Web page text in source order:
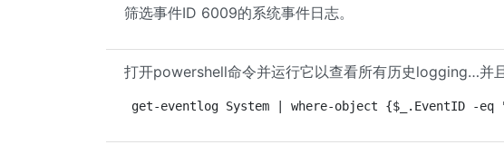
筛选事件ID 6009的系统事件日志。
打开powershell命令并运行它以查看所有历史logging…并
get-eventlog System | where-object {$_.EventID -eq